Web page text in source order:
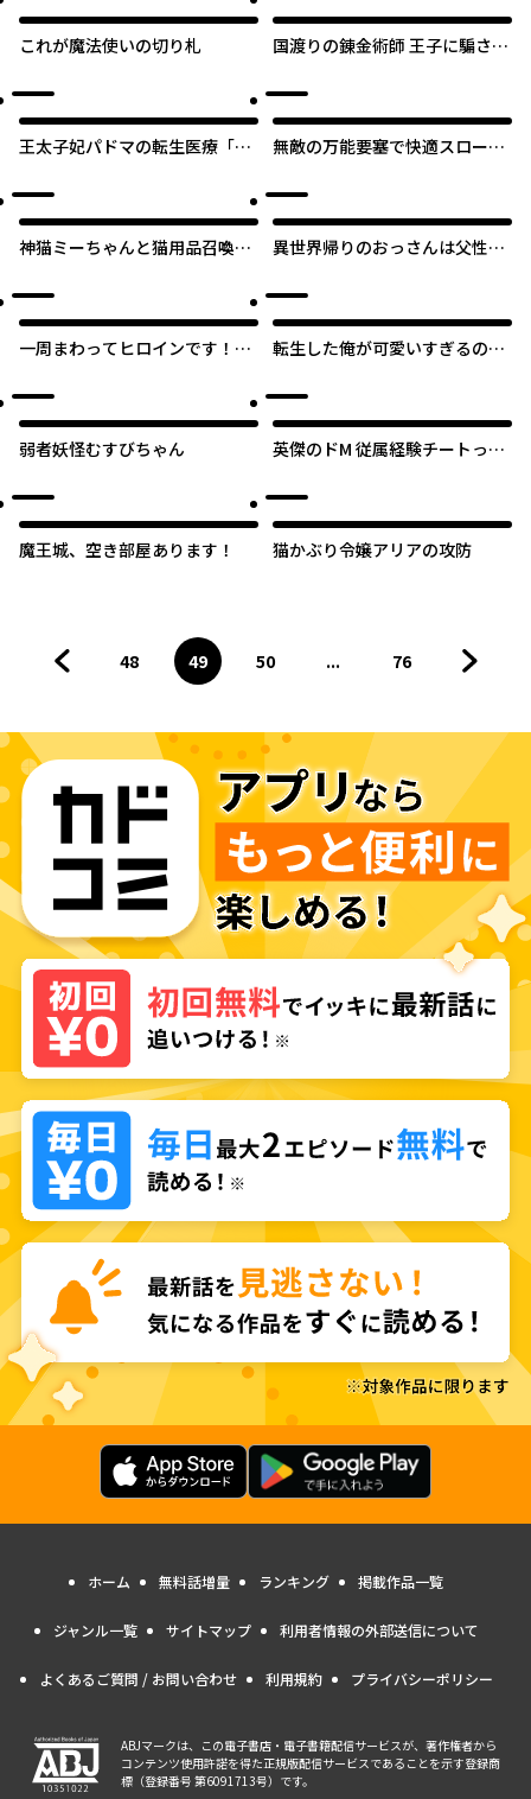
これが魔法使いの切り札
国渡りの錬金術師 王子に騙され
旅の一団と出会いました
王太子妃パドマの転生医療「戦
無敵の万能要塞で快適スローラ
ス・ライフ～
神猫ミーちゃんと猫用品召喚師
異世界帰りのおっさんは父性ス
ロに
一周まわってヒロインです！
して、理想の旦那様を手に入れ
ます
転生した俺が可愛いすぎるの
んばります
弱者妖怪むすびちゃん
英傑のドM 従属経験チートって
魔王城、空き部屋あります！ 猫かぶり令嬢アリアの攻防
48
ページ
49
へ
50
...
76
ホーム 無料話増量 ランキング 掲載作品一覧
ジャンル一覧 サイトマップ 利用者情報の外部送信について
よくあるご質問 / お問い合わせ 利用規約 プライバシーポリシー
ABJマークは、この電子書店・電子書籍配信サービスが、著作権者から
コンテンツ使用許諾を得た正規版配信サービスであることを示す登録商
標（登録番号 第6091713号）です。